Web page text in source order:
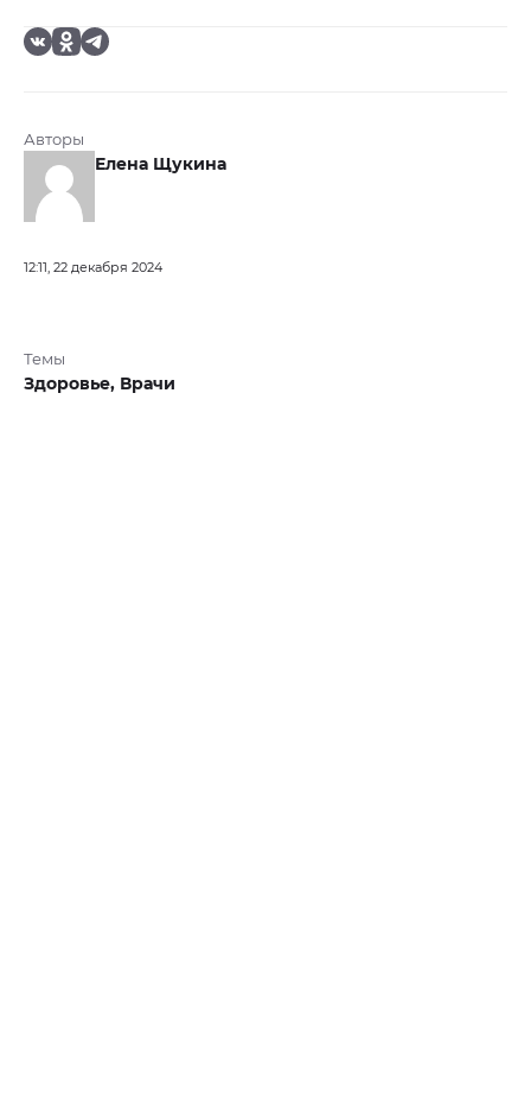
Авторы
Елена Щукина
12:11, 22 декабря 2024
Темы
Здоровье, Врачи